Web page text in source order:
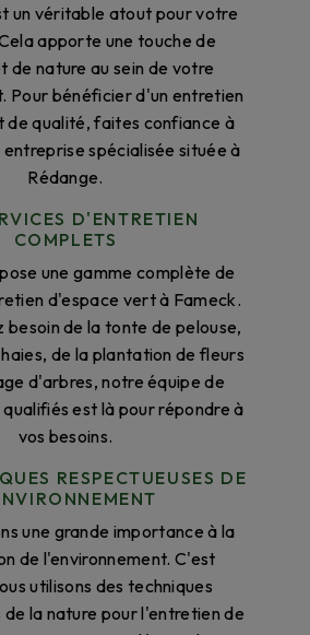
un véritable atout pour votre
apporte une touche de
de nature au sein de votre
Pour bénéficier d'un entretien
de qualité, faites confiance à
spécialisée située à
Rédange.
D'ENTRETIEN
COMPLETS
une gamme complète de
d'espace vert à Fameck.
besoin de la tonte de pelouse,
de la plantation de fleurs
d'arbres, notre équipe de
est là pour répondre à
vos besoins.
RESPECTUEUSES DE
une grande importance à la
de l'environnement. C'est
utilisons des techniques
la nature pour l'entretien de